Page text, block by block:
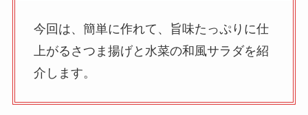
今回は、簡単に作れて、旨味たっぷりに仕
上がるさつま揚げと水菜の和風サラダを紹
介します。